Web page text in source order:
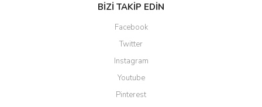
BİZİ TAKİP EDİN
Facebook
Twitter
Instagram
Youtube
Pinterest